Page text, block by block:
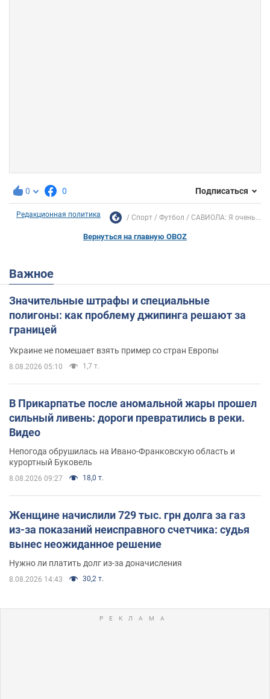
0 0 Подписаться
Редакционная политика Спорт Футбол САВИОЛА: Я очень...
Вернуться на главную OBOZ
Важное
Значительные штрафы и специальные
полигоны: как проблему джипинга решают за
границей
Украине не помешает взять пример со стран Европы
8.08.2026 05:10 1,7 т.
В Прикарпатье после аномальной жары прошел
сильный ливень: дороги превратились в реки.
Видео
Непогода обрушилась на Ивано-Франковскую область и
курортный Буковель
8.08.2026 09:27 18,0 т.
Женщине начислили 729 тыс. грн долга за газ
из-за показаний неисправного счетчика: судья
вынес неожиданное решение
Нужно ли платить долг из-за доначисления
8.08.2026 14:43 30,2 т.